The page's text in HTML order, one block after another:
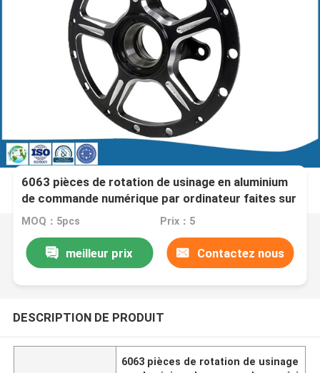
6063 pièces de rotation de usinage en aluminium
de commande numérique par ordinateur faites sur
commande pour des bicyclettes
MOQ：5pcs Prix：5
meilleur prix Contactez nous
DESCRIPTION DE PRODUIT
6063 pièces de rotation de usinage